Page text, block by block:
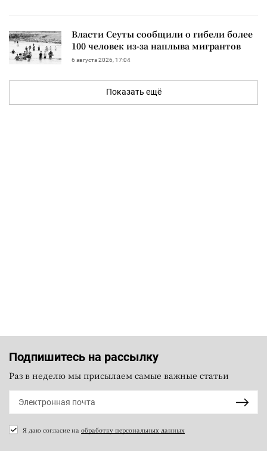
Власти Сеуты сообщили о гибели более
100 человек из-за наплыва мигрантов
6 августа 2026, 17:04
Показать ещё
Подпишитесь на рассылку
Раз в неделю мы присылаем самые важные статьи
Я даю согласие на обработку персональных данных